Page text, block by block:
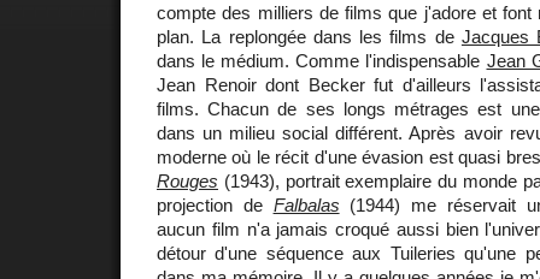
compte des milliers de films que j'adore et font
plan. La replongée dans les films de Jacques
dans le médium. Comme l'indispensable Jean
Jean Renoir dont Becker fut d'ailleurs
films. Chacun de ses longs métrages est
dans un milieu social différent. Après avoir
moderne où le récit d'une évasion est quasi
Rouges (1943), portrait exemplaire du monde
projection de Falbalas (1944) me réservait
aucun film n'a jamais croqué aussi bien
détour d'une séquence aux Tuileries qu'une